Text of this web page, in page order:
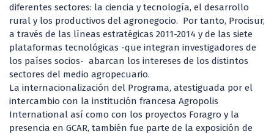
diferentes sectores: la ciencia y tecnología, el desarrollo
rural y los productivos del agronegocio. Por tanto, Procisur,
a través de las líneas estratégicas 2011-2014 y de las siete
plataformas tecnológicas -que integran investigadores de
los países socios- abarcan los intereses de los distintos
sectores del medio agropecuario.
La internacionalización del Programa, atestiguada por el
intercambio con la institución francesa Agropolis
International así como con los proyectos Foragro y la
presencia en GCAR, también fue parte de la exposición de